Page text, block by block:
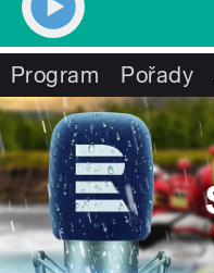
Program Pořady